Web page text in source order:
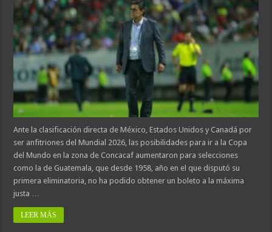
Ante la clasificación directa de México, Estados Unidos y Canadá por
ser anfitriones del Mundial 2026, las posibilidades para ir a la Copa
del Mundo en la zona de Concacaf aumentaron para selecciones
como la de Guatemala, que desde 1958, año en el que disputó su
primera eliminatoria, no ha podido obtener un boleto a la máxima
justa …
LEER MÁS